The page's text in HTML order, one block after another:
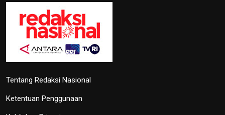
Tentang Redaksi Nasional
Ketentuan Penggunaan